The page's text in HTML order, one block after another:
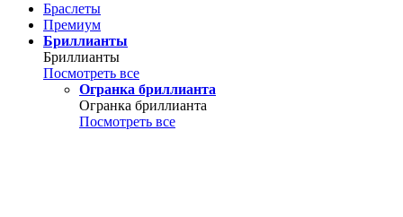
Браслеты
Премиум
Бриллианты
Бриллианты
Посмотреть все
Огранка бриллианта
Огранка бриллианта
Посмотреть все